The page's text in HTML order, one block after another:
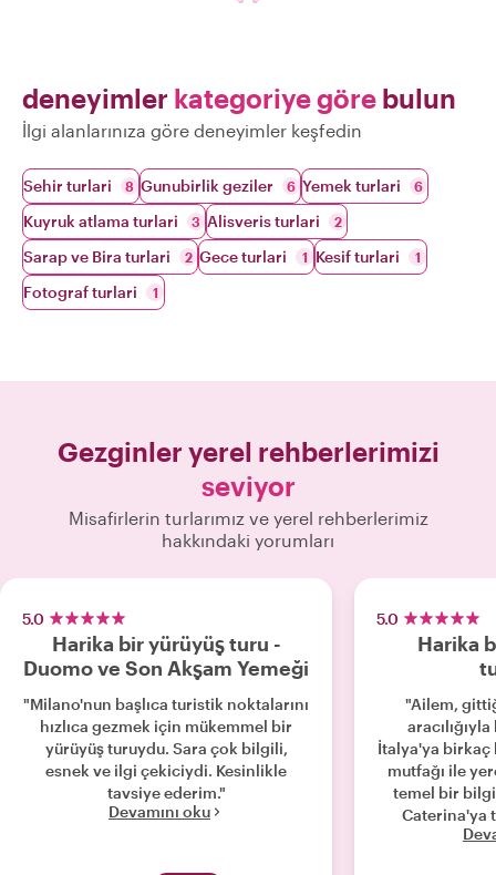
deneyimler kategoriye göre bulun
İlgi alanlarınıza göre deneyimler keşfedin
Sehir turlari 8 Gunubirlik geziler 6 Yemek turlari 6
Kuyruk atlama turlari 3 Alisveris turlari 2
Sarap ve Bira turlari 2 Gece turlari 1 Kesif turlari 1
Fotograf turlari 1
Gezginler yerel rehberlerimizi
seviyor
Misafirlerin turlarımız ve yerel rehberlerimiz
hakkındaki yorumları
5.0
Harika bir yürüyüş turu -
Duomo ve Son Akşam Yemeği
"Milano'nun başlıca turistik noktalarını
hızlıca gezmek için mükemmel bir
yürüyüş turuydu. Sara çok bilgili,
esnek ve ilgi çekiciydi. Kesinlikle
tavsiye ederim."
Devamını oku
5.0
Harika
"Ailem,
İtalya'ya birkaç
mutfağı ile
temel bir
Caterina'ya
taşıyıp bize